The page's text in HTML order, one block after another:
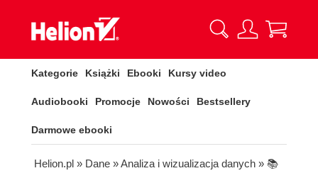
Kategorie Książki Ebooki Kursy video
Audiobooki Promocje Nowości Bestsellery
Darmowe ebooki
Helion.pl » Dane »Analiza i wizualizacja danych » 📚